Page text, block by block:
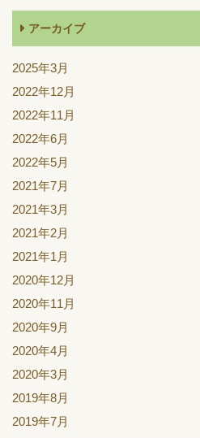
アーカイブ
2025年3月
2022年12月
2022年11月
2022年6月
2022年5月
2021年7月
2021年3月
2021年2月
2021年1月
2020年12月
2020年11月
2020年9月
2020年4月
2020年3月
2019年8月
2019年7月